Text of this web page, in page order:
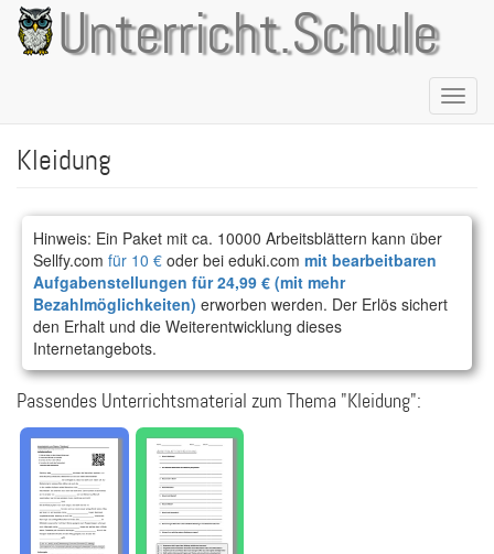
Direkt
zum
Inhalt
Unterricht.Schule
Kleidung
Hinweis: Ein Paket mit ca. 10000 Arbeitsblättern kann über
Sellfy.com für 10 € oder bei eduki.com mit bearbeitbaren
Aufgabenstellungen für 24,99 € (mit mehr
Bezahlmöglichkeiten) erworben werden. Der Erlös sichert
den Erhalt und die Weiterentwicklung dieses
Internetangebots.
Passendes Unterrichtsmaterial zum Thema "Kleidung":